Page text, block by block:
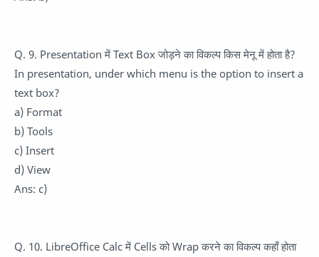
Q. 9. Presentation में Text Box जोड़ने का विकल्प किस मेनू में होता है?
In presentation, under which menu is the option to insert a
text box?
a) Format
b) Tools
c) Insert
d) View
Ans: c)
Q. 10. LibreOffice Calc में Cells को Wrap करने का विकल्प कहाँ होता